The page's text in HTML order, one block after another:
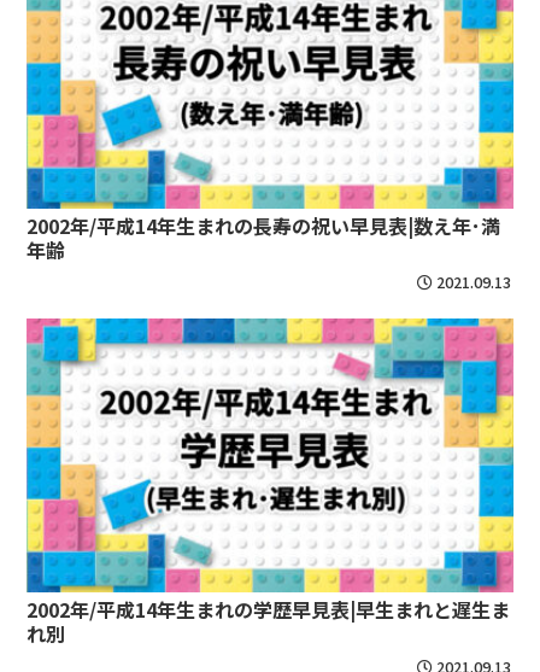
2002年/平成14年生まれの長寿の祝い早見表|数え年･満
年齢
2021.09.13
2002年/平成14年生まれの学歴早見表|早生まれと遅生ま
れ別
2021.09.13